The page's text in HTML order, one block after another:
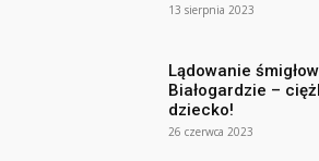
13 sierpnia 2023
Lądowanie
Białogardzie –
dziecko!
26 czerwca 2023